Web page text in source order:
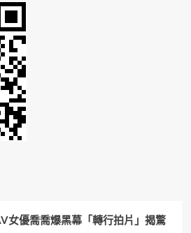
女優喬喬爆黑幕「轉行拍片」揭驚